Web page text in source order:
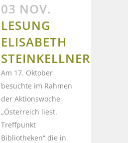
03 NOV.
LESUNG
ELISABETH
STEINKELLNER
Am 17. Oktober
besuchte im Rahmen
der Aktionswoche
„Österreich liest.
Treffpunkt
Bibliotheken“ die in